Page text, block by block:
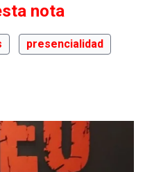
nota
presencialidad